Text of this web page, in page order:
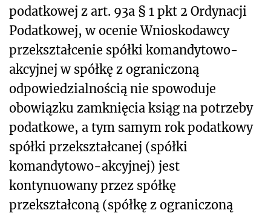
podatkowej z art. 93a § 1 pkt 2 Ordynacji
Podatkowej, w ocenie Wnioskodawcy
przekształcenie spółki komandytowo-
akcyjnej w spółkę z ograniczoną
odpowiedzialnością nie spowoduje
obowiązku zamknięcia ksiąg na potrzeby
podatkowe, a tym samym rok podatkowy
spółki przekształcanej (spółki
komandytowo-akcyjnej) jest
kontynuowany przez spółkę
przekształconą (spółkę z ograniczoną